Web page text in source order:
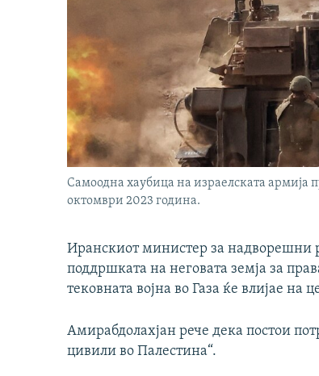
Самоодна хаубица на израелската армија
октомври 2023 година.
Иранскиот министер за надворешни
поддршката на неговата земја за
тековната војна во Газа ќе влијае на
Амирабдолахјан рече дека постои
цивили во Палестина“.